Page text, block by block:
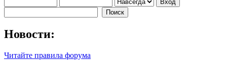
Новости:
Читайте правила форума